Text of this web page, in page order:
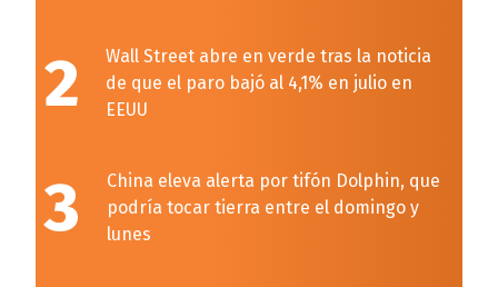
2
Wall Street abre en verde tras la noticia
de que el paro bajó al 4,1% en julio en
EEUU
3
China eleva alerta por tifón Dolphin, que
podría tocar tierra entre el domingo y
lunes